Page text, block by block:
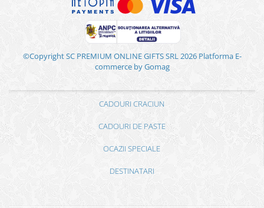
©Copyright SC PREMIUM ONLINE GIFTS SRL 2026 Platforma E-
commerce by Gomag
CADOURI CRACIUN
CADOURI DE PASTE
OCAZII SPECIALE
DESTINATARI